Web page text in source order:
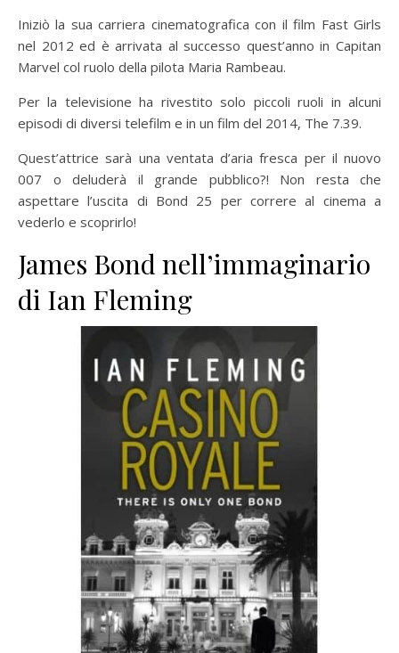
Iniziò la sua carriera cinematografica con il film Fast Girls
nel 2012 ed è arrivata al successo quest’anno in Capitan
Marvel col ruolo della pilota Maria Rambeau.
Per la televisione ha rivestito solo piccoli ruoli in alcuni
episodi di diversi telefilm e in un film del 2014, The 7.39.
Quest’attrice sarà una ventata d’aria fresca per il nuovo
007 o deluderà il grande pubblico?! Non resta che
aspettare l’uscita di Bond 25 per correre al cinema a
vederlo e scoprirlo!
James Bond nell’immaginario
di Ian Fleming